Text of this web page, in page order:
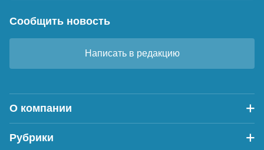
Сообщить новость
Написать в редакцию
О компании
Рубрики